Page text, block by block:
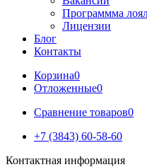
Программма
Лицензии
Блог
Контакты
Корзина0
Отложенные0
Сравнение товаров0
+7 (3843) 60-58-60
Контактная информация